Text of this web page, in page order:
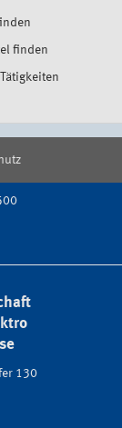
finden
130